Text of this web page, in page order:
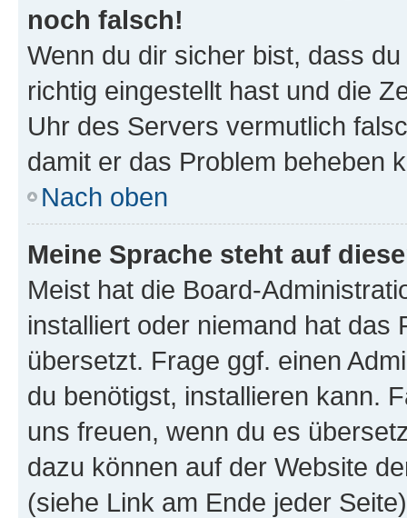
noch falsch!
Wenn du dir sicher bist, dass
richtig eingestellt hast und die
Uhr des Servers vermutlich
damit er das Problem beheben
Nach oben
Meine Sprache steht auf
Meist hat die Board-
installiert oder niemand hat das
übersetzt. Frage ggf. einen
du benötigst, installieren kann.
uns freuen, wenn du es
dazu können auf der Website
(siehe Link am Ende jeder